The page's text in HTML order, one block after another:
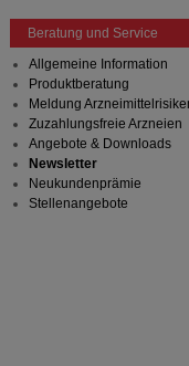
Beratung und Service
Allgemeine Information
Produktberatung
Meldung
Zuzahlungsfreie Arzneien
Angebote & Downloads
Newsletter
Neukundenprämie
Stellenangebote